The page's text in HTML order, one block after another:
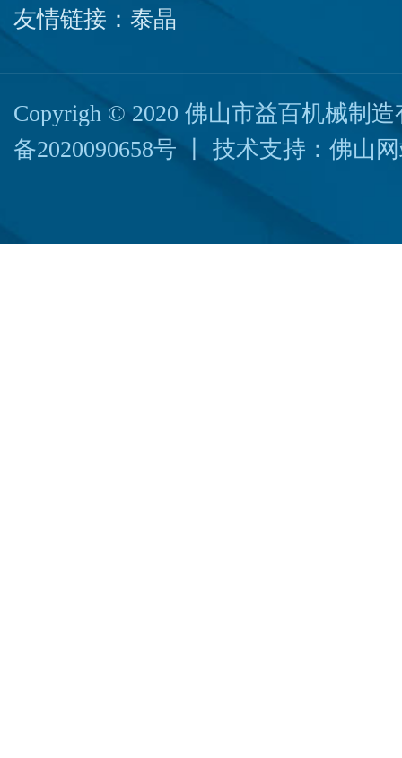
友情链接： 泰晶
Copyrigh © 2020 佛山市益百机械制
备2020090658号 丨 技术支持： 佛山